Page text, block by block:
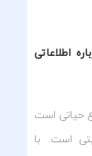
اطلاعاتی
حیاتی است
است. با